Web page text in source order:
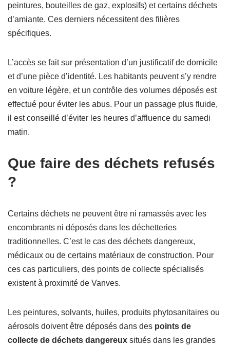
peintures, bouteilles de gaz, explosifs) et certains déchets
d’amiante. Ces derniers nécessitent des filières
spécifiques.
L’accès se fait sur présentation d’un justificatif de domicile
et d’une pièce d’identité. Les habitants peuvent s’y rendre
en voiture légère, et un contrôle des volumes déposés est
effectué pour éviter les abus. Pour un passage plus fluide,
il est conseillé d’éviter les heures d’affluence du samedi
matin.
Que faire des déchets refusés
?
Certains déchets ne peuvent être ni ramassés avec les
encombrants ni déposés dans les déchetteries
traditionnelles. C’est le cas des déchets dangereux,
médicaux ou de certains matériaux de construction. Pour
ces cas particuliers, des points de collecte spécialisés
existent à proximité de Vanves.
Les peintures, solvants, huiles, produits phytosanitaires ou
aérosols doivent être déposés dans des points de
collecte de déchets dangereux situés dans les grandes